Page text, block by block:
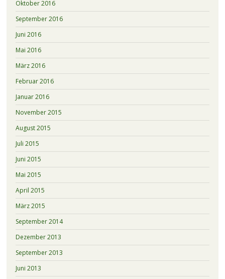
Oktober 2016
September 2016
Juni 2016
Mai 2016
März 2016
Februar 2016
Januar 2016
November 2015
August 2015
Juli 2015
Juni 2015
Mai 2015
April 2015
März 2015
September 2014
Dezember 2013
September 2013
Juni 2013